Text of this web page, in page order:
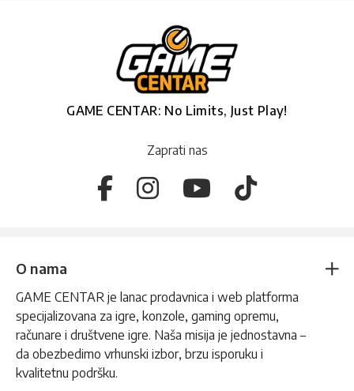
GAME CENTAR: No Limits, Just Play!
Zaprati nas
O nama
GAME CENTAR je lanac prodavnica i web platforma
specijalizovana za igre, konzole, gaming opremu,
računare i društvene igre. Naša misija je jednostavna –
da obezbedimo vrhunski izbor, brzu isporuku i
kvalitetnu podršku.